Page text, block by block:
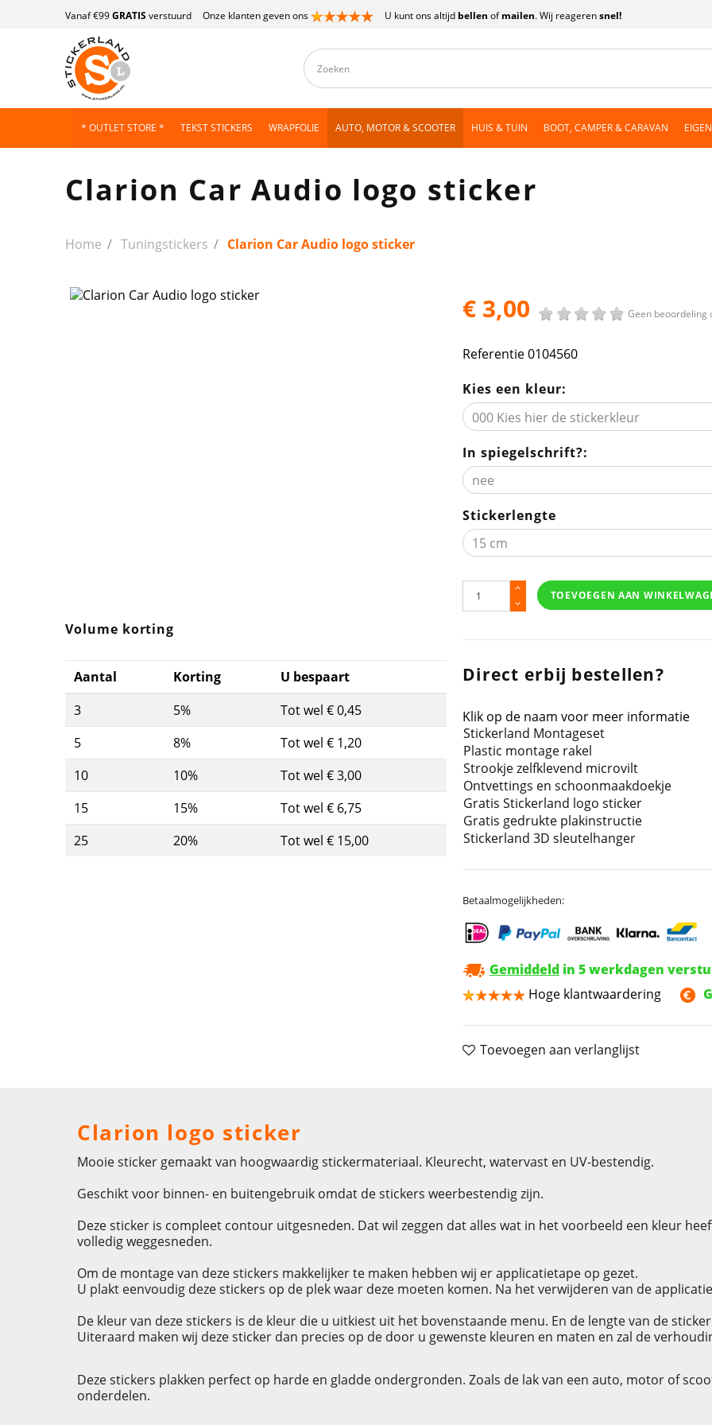
Vanaf €99GRATIS verstuurd Onze klanten geven ons U kunt ons altijd bellen ofmailen. Wij reagerensnel!
* OUTLET STORE * TEKST STICKERS WRAPFOLIE AUTO, MOTOR & SCOOTER HUIS & TUIN BOOT, CAMPER & CARAVAN
Clarion Car Audio logo sticker
Home Tuningstickers Clarion Car Audio logo sticker
Volume korting
Aantal Korting
U bespaart
3
5%
Tot wel € 0,45
5
8%
Tot wel € 1,20
10
10%
Tot wel € 3,00
15
15%
Tot wel € 6,75
25
20% Tot wel € 15,00
€ 3,00 Geen beoordeling
Referentie0104560
Kies een kleur:
In spiegelschrift?:
Stickerlengte
TOEVOEGEN AAN
Direct erbij bestellen?
Klik op de naam voor meer informatie
Stickerland Montageset
Plastic montage rakel
Strookje zelfklevend microvilt
Ontvettings en schoonmaakdoekje
Gratis Stickerland logo sticker
Gratis gedrukte plakinstructie
Stickerland 3D sleutelhanger
Betaalmogelijkheden:
Gemiddeld in 5 werkdagen
Hoge klantwaardering
Toevoegen aan verlanglijst
Clarion logo sticker
Mooie sticker gemaakt van hoogwaardig stickermateriaal. Kleurecht, watervast en UV-bestendig.
Geschikt voor binnen- en buitengebruik omdat de stickers weerbestendig zijn.
Deze sticker is compleet contour uitgesneden. Dat wil zeggen dat alles wat in het voorbeeld een kleur
volledig weggesneden.
Om de montage van deze stickers makkelijker te maken hebben wij er applicatietape op gezet.
U plakt eenvoudig deze stickers op de plek waar deze moeten komen. Na het verwijderen van de
De kleur van deze stickers is de kleur die u uitkiest uit het bovenstaande menu. En de lengte van de
Uiteraard maken wij deze sticker dan precies op de door u gewenste kleuren en maten en zal de
Deze stickers plakken perfect op harde en gladde ondergronden. Zoals de lak van een auto, motor of
onderdelen.